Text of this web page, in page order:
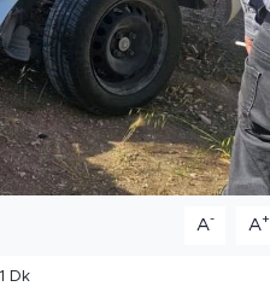
A- A+
Dk